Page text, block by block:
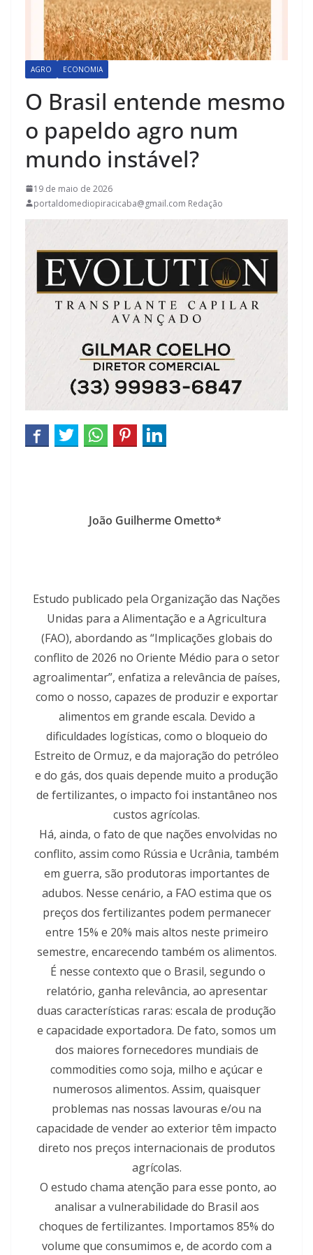
AGRO ECONOMIA
O Brasil entende mesmo
o papeldo agro num
mundo instável?
19 de maio de 2026
portaldomediopiracicaba@gmail.com Redação
João Guilherme Ometto*
Estudo publicado pela Organização das Nações
Unidas para a Alimentação e a Agricultura
(FAO), abordando as “Implicações globais do
conflito de 2026 no Oriente Médio para o setor
agroalimentar”, enfatiza a relevância de países,
como o nosso, capazes de produzir e exportar
alimentos em grande escala. Devido a
dificuldades logísticas, como o bloqueio do
Estreito de Ormuz, e da majoração do petróleo
e do gás, dos quais depende muito a produção
de fertilizantes, o impacto foi instantâneo nos
custos agrícolas.
Há, ainda, o fato de que nações envolvidas no
conflito, assim como Rússia e Ucrânia, também
em guerra, são produtoras importantes de
adubos. Nesse cenário, a FAO estima que os
preços dos fertilizantes podem permanecer
entre 15% e 20% mais altos neste primeiro
semestre, encarecendo também os alimentos.
É nesse contexto que o Brasil, segundo o
relatório, ganha relevância, ao apresentar
duas características raras: escala de produção
e capacidade exportadora. De fato, somos um
dos maiores fornecedores mundiais de
commodities como soja, milho e açúcar e
numerosos alimentos. Assim, quaisquer
problemas nas nossas lavouras e/ou na
capacidade de vender ao exterior têm impacto
direto nos preços internacionais de produtos
agrícolas.
O estudo chama atenção para esse ponto, ao
analisar a vulnerabilidade do Brasil aos
choques de fertilizantes. Importamos 85% do
volume que consumimos e, de acordo com a